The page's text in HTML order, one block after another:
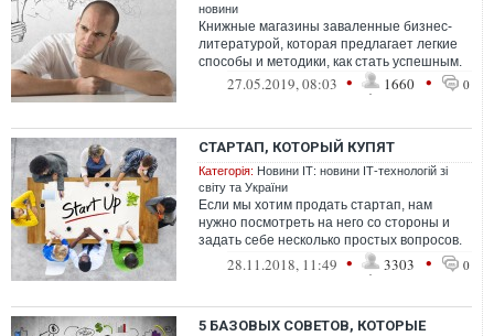
новини
Книжные магазины заваленные бизнес-
литературой, которая предлагает легкие
способы и методики, как стать успешным.
27.05.2019, 08:03 • 1660 • 0
СТАРТАП, КОТОРЫЙ КУПЯТ
Категорія: Новини ІТ: новини ІТ-технологій зі
світу та України
Если мы хотим продать стартап, нам
нужно посмотреть на него со стороны и
задать себе несколько простых вопросов.
Что ценного в этом продукте? Как его ...
28.11.2018, 11:49 • 3303 • 0
5 БАЗОВЫХ СОВЕТОВ, КОТОРЫЕ